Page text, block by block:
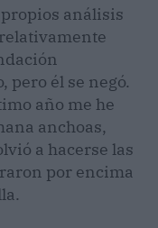
propios análisis
pero él se negó.
año me he
anchoas,
a hacerse las
por encima